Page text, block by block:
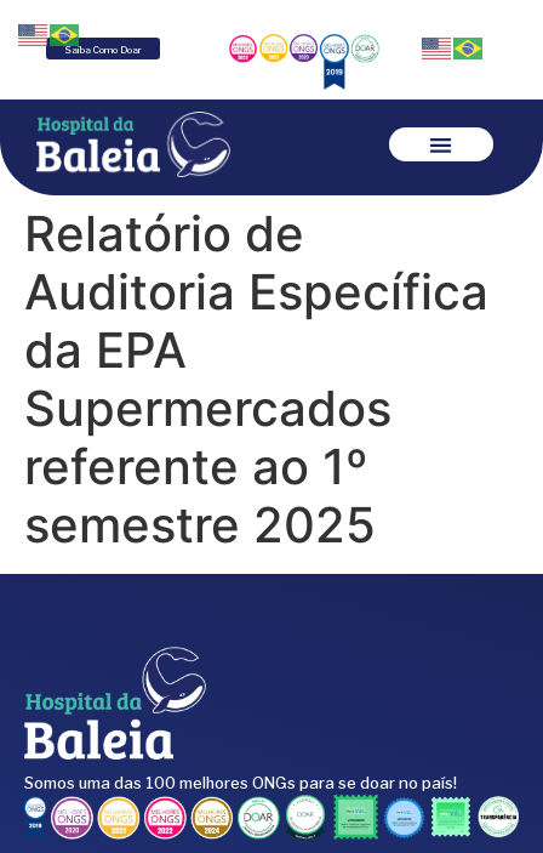
Saiba Como Doar
Relatório de
Auditoria Específica
da EPA
Supermercados
referente ao 1º
semestre 2025
Somos uma das 100 melhores ONGs para se doar no país!